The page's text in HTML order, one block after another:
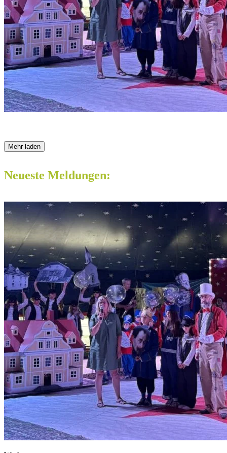
Mehr laden
Neueste Meldungen: